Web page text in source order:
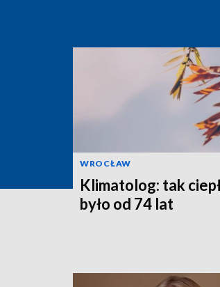
WROCŁAW
Klimatolog: tak
było od 74 lat